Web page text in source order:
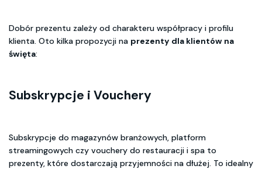
Dobór prezentu zależy od charakteru współpracy i profilu
klienta. Oto kilka propozycji na prezenty dla klientów na
święta:
Subskrypcje i Vouchery
Subskrypcje do magazynów branżowych, platform
streamingowych czy vouchery do restauracji i spa to
prezenty, które dostarczają przyjemności na dłużej. To idealny